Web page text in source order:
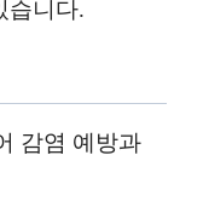
습니다.
감염 예방과